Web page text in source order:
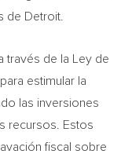
de Detroit
través de la Ley de
estimular la
las inversiones
recursos. Estos
fiscal sobre